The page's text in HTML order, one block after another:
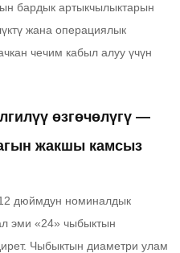
бардык артыкчылыктарын
жана операциялык
чечим кабыл алуу үчүн
өзгөчөлүгү —
жакшы камсыз
дюймдун номиналдык
эми «24» чыбыктын
Чыбыктын диаметри улам